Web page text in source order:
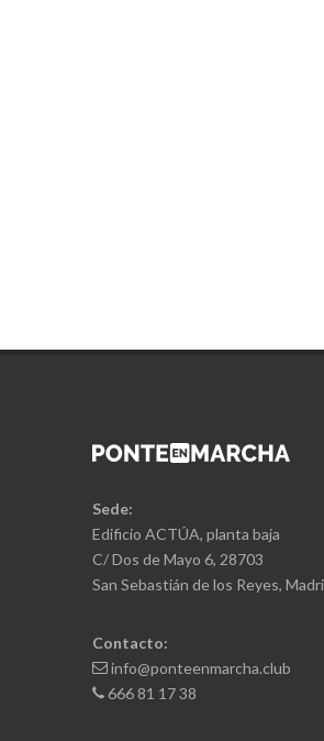
Sede:
Edificio ACTÚA, planta baja
C/ Dos de Mayo 6, 28703
San Sebastián de los Reyes,
Contacto:
info@ponteenmarcha.club
666 81 17 38